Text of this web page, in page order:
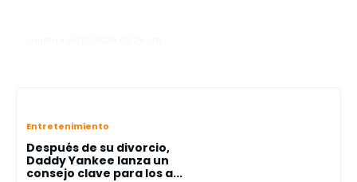
Entretenimiento
Después de su divorcio,
Daddy Yankee lanza un
consejo clave para los a...